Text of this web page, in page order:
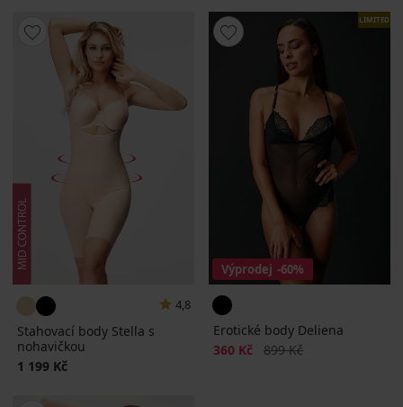
4,8
Stahovací body Stella s
nohavičkou
1 199 Kč
LIMITED
Výprodej -60%
Erotické body Deliena
Sleva
360 Kč Původní cena
899 Kč